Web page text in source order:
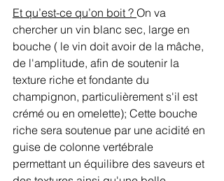
Et qu’est-ce qu’on boit ? On va
chercher un vin blanc sec, large en
bouche ( le vin doit avoir de la mâche,
de l'amplitude, afin de soutenir la
texture riche et fondante du
champignon, particulièrement s'il est
crémé ou en omelette); Cette bouche
riche sera soutenue par une acidité en
guise de colonne vertébrale
permettant un équilibre des saveurs et